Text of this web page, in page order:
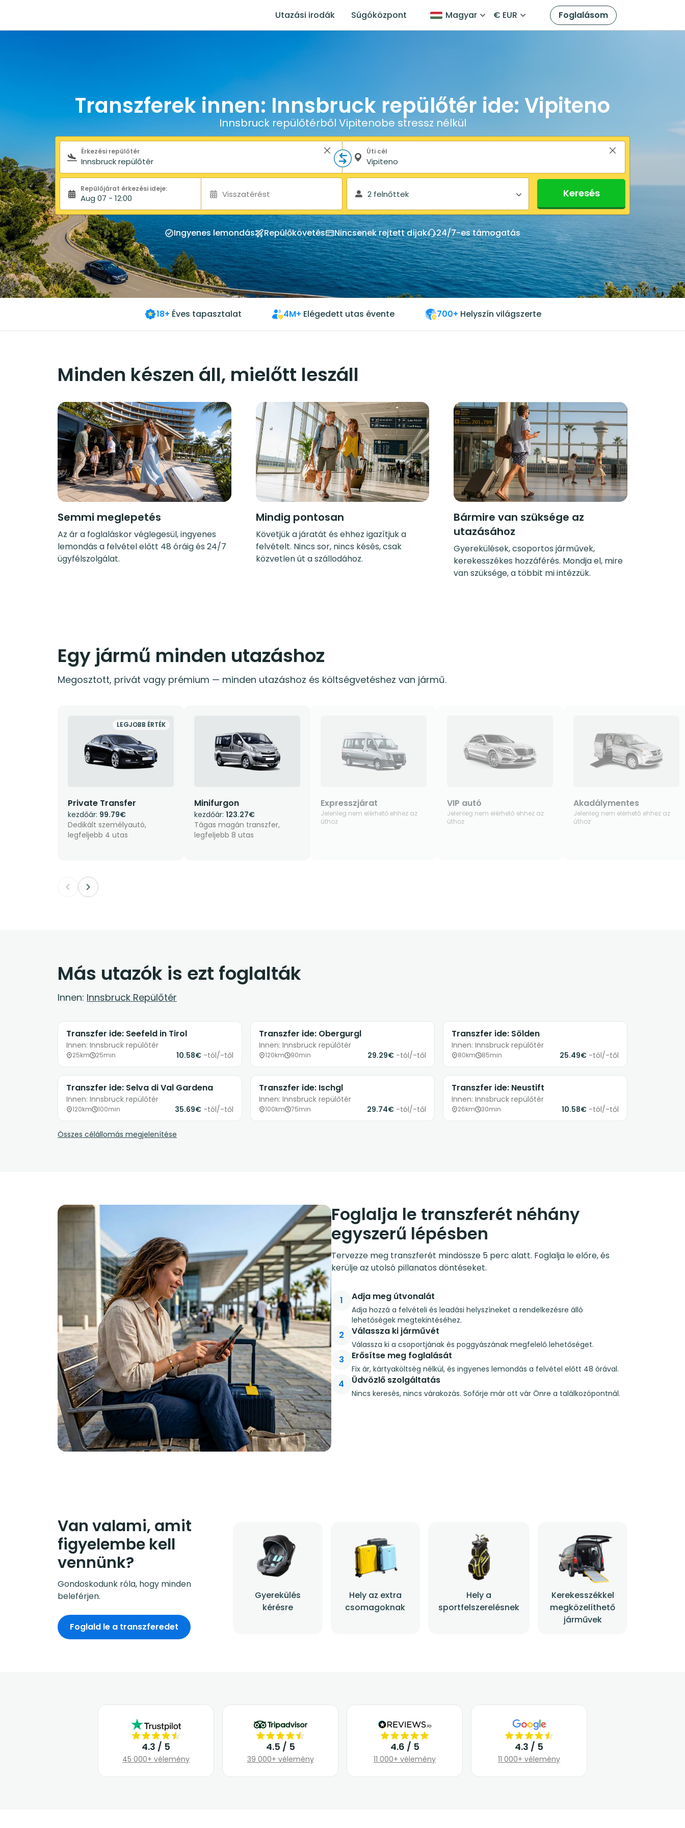
Utazási irodák Súgóközpont Magyar € EUR Foglalásom
Transzferek innen: Innsbruck repülőtér ide: Vipiteno
Innsbruck repülőtérből Vipitenobe stressz nélkül
Keresőűrlap
Érkezési repülőtér Úti cél
Repülőjárat érkezési ideje:
Aug 07 - 12:00 Visszatérést 2 felnőttek Keresés
Ingyenes lemondás Repülőkövetés Nincsenek rejtett díjak 24/7-es támogatás
18+ Éves tapasztalat 4M+ Elégedett utas évente 700+ Helyszín világszerte
Minden készen áll, mielőtt leszáll
Semmi meglepetés
Az ár a foglaláskor véglegesül, ingyenes
lemondás a felvétel előtt 48 óráig és 24/7
ügyfélszolgálat.
Mindig pontosan
Követjük a járatát és ehhez igazítjuk a
felvételt. Nincs sor, nincs késés, csak
közvetlen út a szállodához.
Bármire van szüksége az
utazásához
Gyerekülések, csoportos járművek,
kerekesszékes hozzáférés. Mondja el, mire
van szüksége, a többit mi intézzük.
Egy jármű minden utazáshoz
Megosztott, privát vagy prémium — minden utazáshoz és költségvetéshez van jármű.
LEGJOBB ÉRTÉK
Private Transfer
kezdőár: 99.79€
Dedikált személyautó,
legfeljebb 4 utas
Minifurgon
kezdőár: 123.27€
Tágas magán transzfer,
legfeljebb 8 utas
Expresszjárat
Jelenleg nem elérhető ehhez az
úthoz
VIP autó
Jelenleg nem elérhető ehhez az
úthoz
Akadálymentes
Jelenleg nem elérhető ehhez az
úthoz
Más utazók is ezt foglalták
Innen: Innsbruck Repülőtér
Transzfer ide: Seefeld in Tirol
Innen: Innsbruck repülőtér
25km 25min 10.58€ -tól/-től
Transzfer ide: Obergurgl
Innen: Innsbruck repülőtér
120km 90min 29.29€ -tól/-től
Transzfer ide: Sölden
Innen: Innsbruck repülőtér
80km 85min 25.49€ -tól/-től
Transzfer ide: Selva di Val Gardena
Innen: Innsbruck repülőtér
120km 100min 35.69€ -tól/-től
Transzfer ide: Ischgl
Innen: Innsbruck repülőtér
100km 75min 29.74€ -tól/-től
Transzfer ide: Neustift
Innen: Innsbruck repülőtér
26km 30min 10.58€ -tól/-től
Összes célállomás megjelenítése
Foglalja le transzferét néhány
egyszerű lépésben
Tervezze meg transzferét mindössze 5 perc alatt. Foglalja le előre, és
kerülje az utolsó pillanatos döntéseket.
1 Adja meg útvonalát
Adja hozzá a felvételi és leadási helyszíneket a rendelkezésre álló
lehetőségek megtekintéséhez.
2 Válassza ki járművét
Válassza ki a csoportjának és poggyászának megfelelő lehetőséget.
3 Erősítse meg foglalását
Fix ár, kártyaköltség nélkül, és ingyenes lemondás a felvétel előtt 48 órával.
4 Üdvözlő szolgáltatás
Nincs keresés, nincs várakozás. Sofőrje már ott vár Önre a találkozópontnál.
Van valami, amit
figyelembe kell
vennünk?
Gondoskodunk róla, hogy minden
beleférjen.
Gyerekülés
kérésre
Hely az extra
csomagoknak
Hely a
sportfelszerelésnek
Kerekesszékkel
megközelíthető
járművek
Foglald le a transzferedet
4.3 / 5
45 000+ vélemény
4.5 / 5
39 000+ vélemény
4.6 / 5
11 000+ vélemény
4.3 / 5
11 000+ vélemény